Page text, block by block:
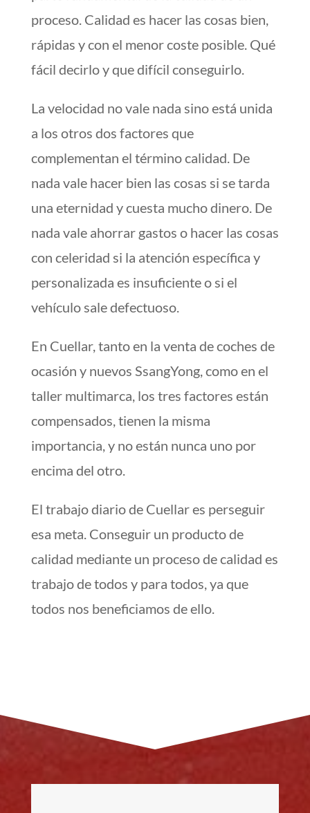
proceso. Calidad es hacer las cosas bien,
rápidas y con el menor coste posible. Qué
fácil decirlo y que difícil conseguirlo.
La velocidad no vale nada sino está unida
a los otros dos factores que
complementan el término calidad. De
nada vale hacer bien las cosas si se tarda
una eternidad y cuesta mucho dinero. De
nada vale ahorrar gastos o hacer las cosas
con celeridad si la atención específica y
personalizada es insuficiente o si el
vehículo sale defectuoso.
En Cuellar, tanto en la venta de coches de
ocasión y nuevos SsangYong, como en el
taller multimarca, los tres factores están
compensados, tienen la misma
importancia, y no están nunca uno por
encima del otro.
El trabajo diario de Cuellar es perseguir
esa meta. Conseguir un producto de
calidad mediante un proceso de calidad es
trabajo de todos y para todos, ya que
todos nos beneficiamos de ello.